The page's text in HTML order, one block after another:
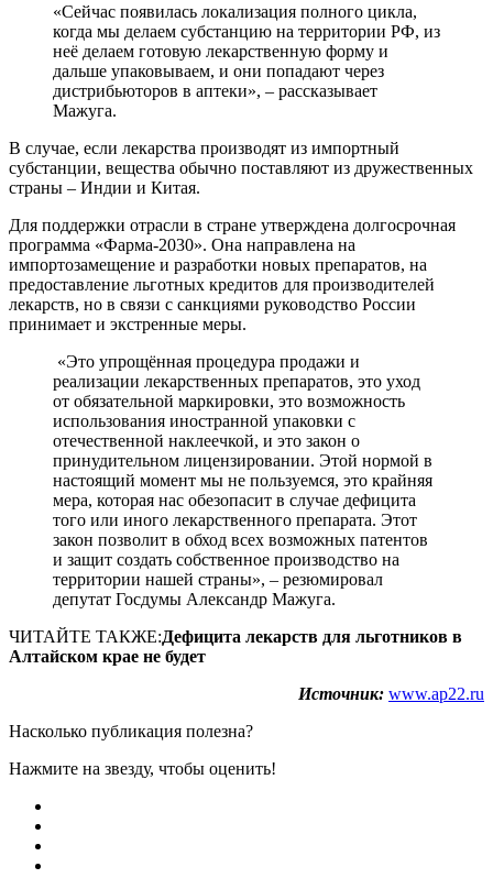
«Сейчас появилась локализация полного цикла,
когда мы делаем субстанцию на территории РФ, из
неё делаем готовую лекарственную форму и
дальше упаковываем, и они попадают через
дистрибьюторов в аптеки», – рассказывает
Мажуга.
В случае, если лекарства производят из импортный
субстанции, вещества обычно поставляют из дружественных
страны – Индии и Китая.
Для поддержки отрасли в стране утверждена долгосрочная
программа «Фарма-2030». Она направлена на
импортозамещение и разработки новых препаратов, на
предоставление льготных кредитов для производителей
лекарств, но в связи с санкциями руководство России
принимает и экстренные меры.
«Это упрощённая процедура продажи и
реализации лекарственных препаратов, это уход
от обязательной маркировки, это возможность
использования иностранной упаковки с
отечественной наклеечкой, и это закон о
принудительном лицензировании. Этой нормой в
настоящий момент мы не пользуемся, это крайняя
мера, которая нас обезопасит в случае дефицита
того или иного лекарственного препарата. Этот
закон позволит в обход всех возможных патентов
и защит создать собственное производство на
территории нашей страны», – резюмировал
депутат Госдумы Александр Мажуга.
ЧИТАЙТЕ ТАКЖЕ:Дефицита лекарств для льготников в
Алтайском крае не будет
Источник: www.ap22.ru
Насколько публикация полезна?
Нажмите на звезду, чтобы оценить!